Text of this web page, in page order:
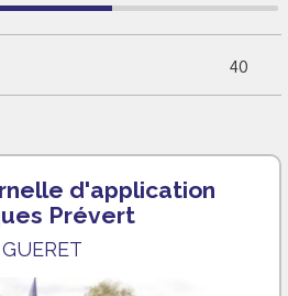
40
d'application
Prévert
GUERET